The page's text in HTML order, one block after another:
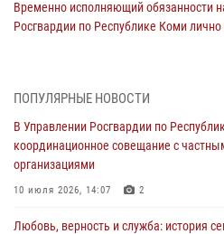
Временно исполняющий обязанности
Росгвардии по Республике Коми
В Санкт-Петербурге прошел окружной
Всероссийского конкурса
сотрудников вневедомственной
ПОПУЛЯРНЫЕ НОВОСТИ
В Управлении Росгвардии по
координационное совещание с
организациями
10 июля 2026, 14:07 2
Любовь, верность и служба: история